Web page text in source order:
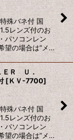
殊バネ付 国
レンズ付のお
パソコンレン
望の場合は”メ…
Ｒ Ｕ．
[ＫＶ-7700]
殊バネ付 国
レンズ付のお
パソコンレン
望の場合は”メ…